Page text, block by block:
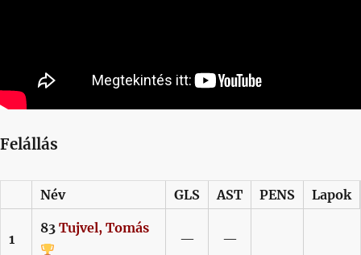
Felállás
Név GLS AST PENS Lapok
1
83 Tujvel, Tomás
— —